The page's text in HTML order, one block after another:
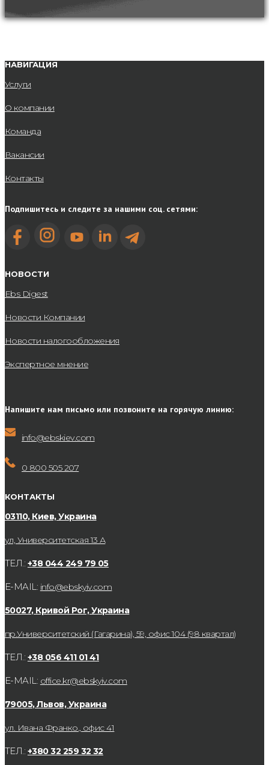
НАВИГАЦИЯ
Услуги
О компании
Команда
Вакансии
Контакты
Подпишитесь и следите за нашими соц. сетями:
НОВОСТИ
Ebs Digest
Новости Компании
Новости налогообложения
Экспертное мнение
Напишите нам письмо или позвоните на горячую линию:
info@ebskiev.com
0 800 505 207
КОНТАКТЫ
03110, Киев, Украина
ул, Университетская 13 А
ТЕЛ.: +38 044 249 79 05
E-MAIL: info@ebskyiv.com
50027, Кривой Рог, Украина
пр.Университетский (Гагарина), 59, офис 104 (98 квартал)
ТЕЛ.: +38 056 411 01 41
E-MAIL: office.kr@ebskyiv.com
79005, Львов, Украина
ул. Ивана Франко., офис 41
ТЕЛ.: +380 32 259 32 32